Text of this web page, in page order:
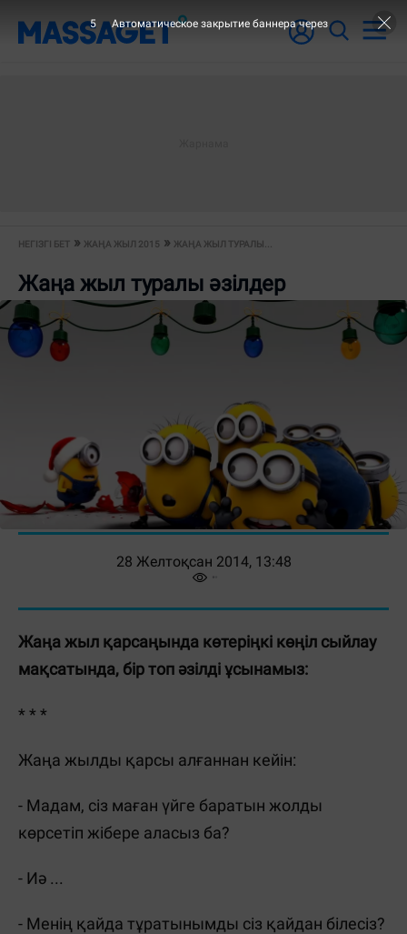
НЕГІЗГІ БЕТ ЖАҢА ЖЫЛ 2015 ЖАҢА ЖЫЛ ТУРАЛЫ...
Жаңа жыл туралы әзілдер
28 Желтоқсан 2014, 13:48
Жаңа жыл қарсаңында көтеріңкі көңіл сыйлау
мақсатында, бір топ әзілді ұсынамыз:
* * *
Жаңа жылды қарсы алғаннан кейін:
- Мадам, сіз маған үйге баратын жолды
көрсетіп жібере аласыз ба?
- Иә ...
- Менің қайда тұратынымды сіз қайдан білесіз?
5 Автоматическое закрытие баннера через